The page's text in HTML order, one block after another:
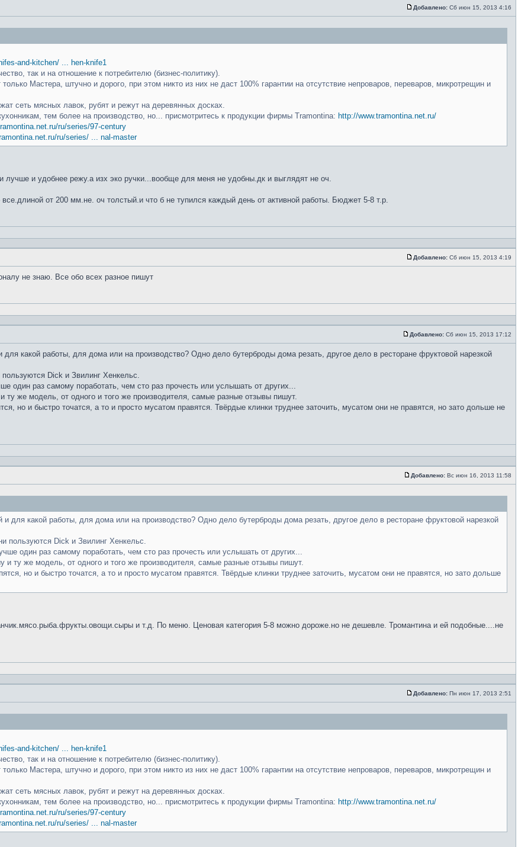
Добавлено: Сб июн 15, 2013 4:16
and-kitchen/ ... hen-knife1
так и на отношение к потребителю (бизнес-политику).
Мастера, штучно и дорого, при этом никто из них не даст 100% гарантии на отсутствие непроваров, переваров, микротрещин и
сеть мясных лавок, рубят и режут на деревянных досках.
тем более на производство, но... присмотритесь к продукции фирмы Tramontina: http://www.tramontina.net.ru/
ru/series/97-century
ru/series/ ... nal-master
лучше и удобнее режу.а изх эко ручки...вообще для меня не удобны.дк и выглядят не оч.
от 200 мм.не. оч толстый.и что б не тупился каждый день от активной работы. Бюджет 5-8 т.р.
Добавлено: Сб июн 15, 2013 4:19
не знаю. Все обо всех разное пишут
Добавлено: Сб июн 15, 2013 17:12
какой работы, для дома или на производство? Одно дело бутерброды дома резать, другое дело в ресторане фруктовой нарезкой
Dick и Звилинг Хенкельс.
один раз самому поработать, чем сто раз прочесть или услышать от других...
ту же модель, от одного и того же производителя, самые разные отзывы пишут.
но и быстро точатся, а то и просто мусатом правятся. Твёрдые клинки труднее заточить, мусатом они не правятся, но зато дольше не
Добавлено: Вс июн 16, 2013 11:58
для какой работы, для дома или на производство? Одно дело бутерброды дома резать, другое дело в ресторане фруктовой нарезкой
пользуются Dick и Звилинг Хенкельс.
один раз самому поработать, чем сто раз прочесть или услышать от других...
и ту же модель, от одного и того же производителя, самые разные отзывы пишут.
но и быстро точатся, а то и просто мусатом правятся. Твёрдые клинки труднее заточить, мусатом они не правятся, но зато дольше
и т.д. По меню. Ценовая категория 5-8 можно дороже.но не дешевле. Тромантина и ей подобные....не
Добавлено: Пн июн 17, 2013 2:51
and-kitchen/ ... hen-knife1
так и на отношение к потребителю (бизнес-политику).
Мастера, штучно и дорого, при этом никто из них не даст 100% гарантии на отсутствие непроваров, переваров, микротрещин и
сеть мясных лавок, рубят и режут на деревянных досках.
тем более на производство, но... присмотритесь к продукции фирмы Tramontina: http://www.tramontina.net.ru/
ru/series/97-century
ru/series/ ... nal-master